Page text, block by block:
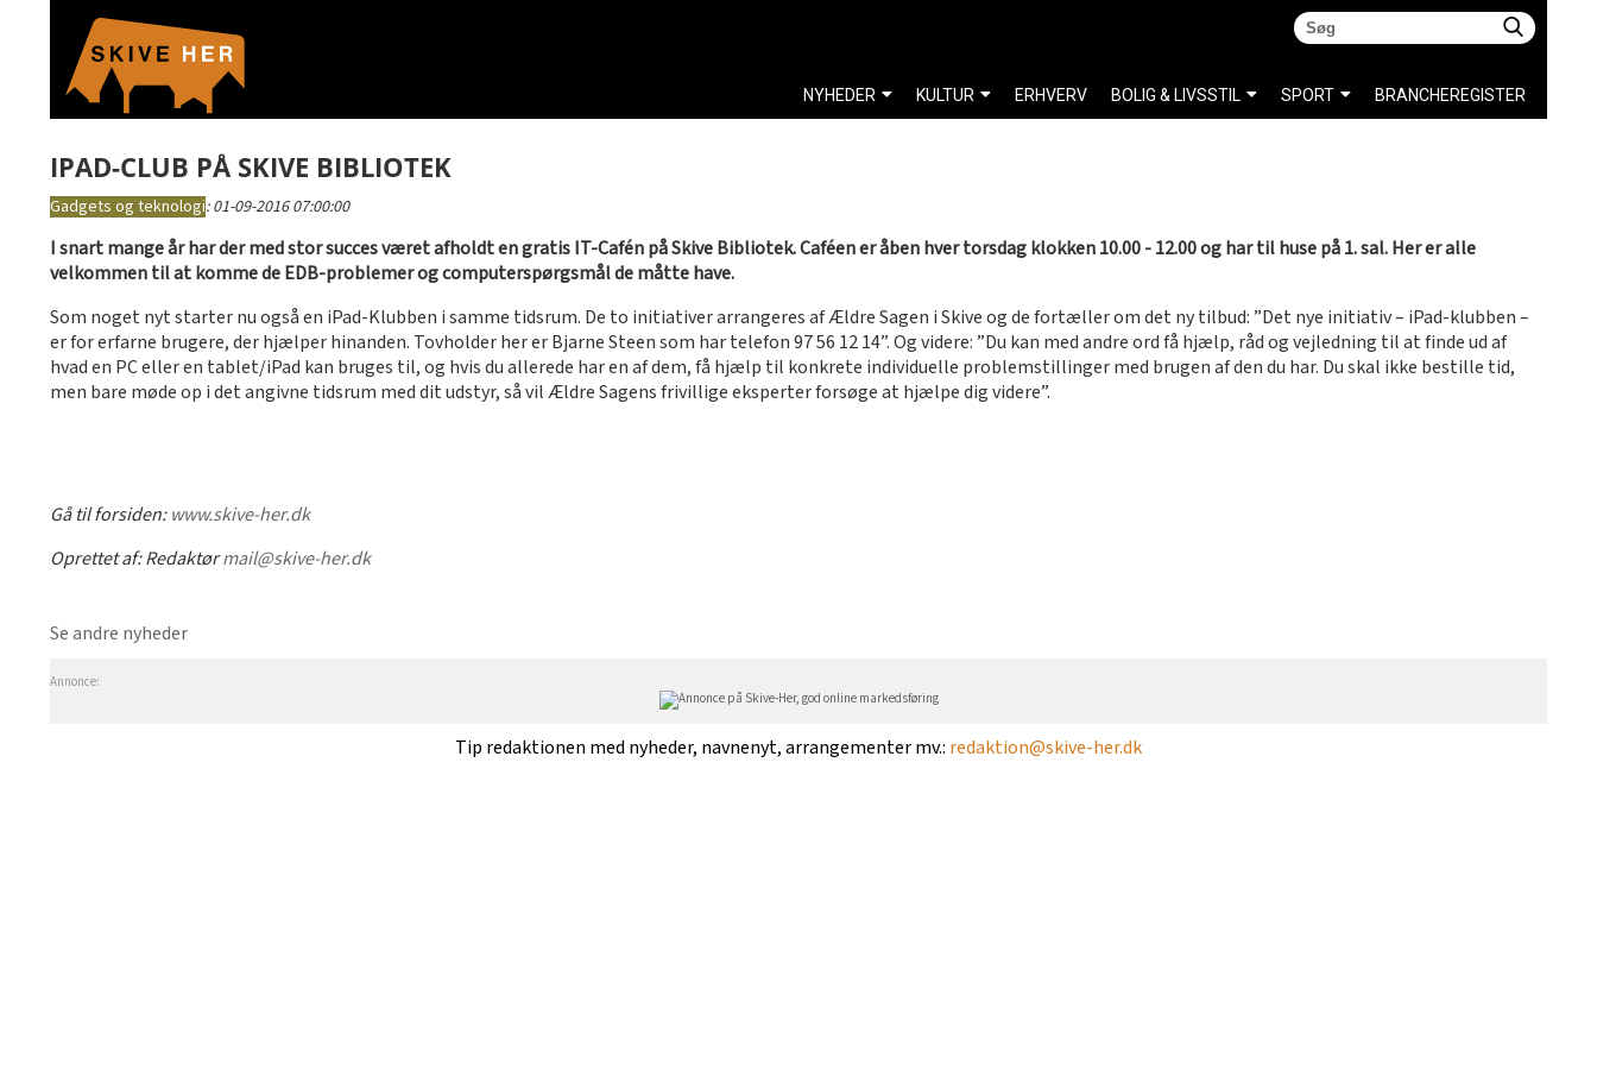
IPAD-CLUB PÅ SKIVE BIBLIOTEK
Gadgets og teknologi:01-09-2016 07:00:00
I snart mange år har der med stor succes været afholdt en gratis IT-Cafén på Skive Bibliotek. Caféen er åben hver torsdag klokken 10.00 - 12.00 og har til huse på 1. sal. Her er alle
velkommen til at komme de EDB-problemer og computerspørgsmål de måtte have.
Som noget nyt starter nu også en iPad-Klubben i samme tidsrum. De to initiativer arrangeres af Ældre Sagen i Skive og de fortæller om det ny tilbud: ”Det nye initiativ – iPad-klubben –
er for erfarne brugere, der hjælper hinanden. Tovholder her er Bjarne Steen som har telefon 97 56 12 14”. Og videre: ”Du kan med andre ord få hjælp, råd og vejledning til at finde ud af
hvad en PC eller en tablet/iPad kan bruges til, og hvis du allerede har en af dem, få hjælp til konkrete individuelle problemstillinger med brugen af den du har. Du skal ikke bestille tid,
men bare møde op i det angivne tidsrum med dit udstyr, så vil Ældre Sagens frivillige eksperter forsøge at hjælpe dig videre”.
Gå til forsiden:www.skive-her.dk
Oprettet af:Redaktørmail@skive-her.dk
Se andre nyheder
Annonce:
Tip redaktionen med nyheder, navnenyt, arrangementer mv.: redaktion@skive-her.dk
NYHEDER KULTUR ERHVERV BOLIG & LIVSSTIL SPORT BRANCHEREGISTER